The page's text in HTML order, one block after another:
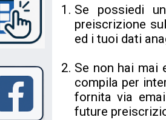
Se possiedi
preiscrizione
ed i tuoi dati
Se non hai mai
compila per
fornita via
future